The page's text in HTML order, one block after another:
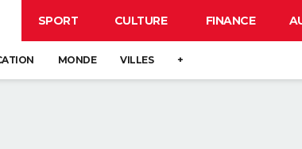
SPORT CULTURE FINANCE
MONDE VILLES +